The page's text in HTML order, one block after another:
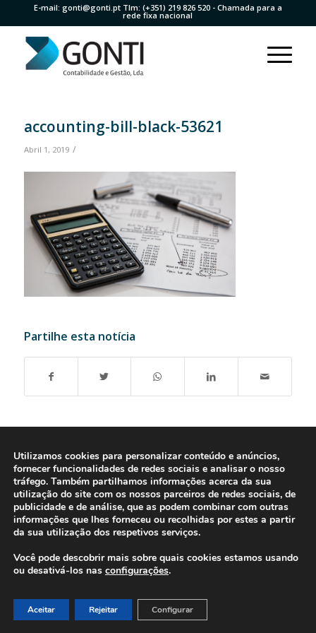
E-mail: gonti@gonti.ptTlm: (+351) 219 826 520- Chamada para a
rede fixa nacional
accounting-bill-black-53621
Abril 1, 2019 /
Partilhe esta notícia
© 2016-2026 - Gonti Contabilidade e Gestão -
Utilizamos cookies para personalizar conteúdo e anúncios,
fornecer funcionalidades de redes sociais e analisar o nosso
tráfego. Também partilhamos informações acerca da sua
utilização do site com os nossos parceiros de redes sociais, de
publicidade e de análise, que as podem combinar com outras
informações que lhes forneceu ou recolhidas por estes a partir
da sua utilização dos respetivos serviços.
Você pode descobrir mais sobre quais cookies estamos usando
ou desativá-los nas configurações.
Aceitar Rejeitar Configurar